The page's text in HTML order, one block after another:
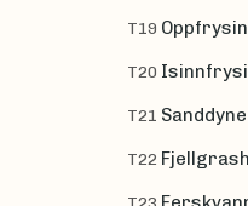
T19
T20
T21
T22